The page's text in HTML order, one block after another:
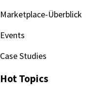
Marketplace-Überblick
Events
Case Studies
Hot Topics